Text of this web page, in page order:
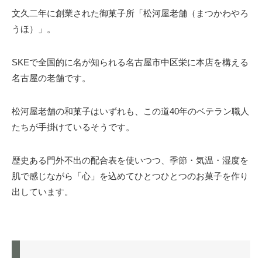
文久二年に創業された御菓子所「松河屋老舗（まつかわやろ
うほ）」。
SKEで全国的に名が知られる名古屋市中区栄に本店を構える
名古屋の老舗です。
松河屋老舗の和菓子はいずれも、この道40年のベテラン職人
たちが手掛けているそうです。
歴史ある門外不出の配合表を使いつつ、季節・気温・湿度を
肌で感じながら「心」を込めてひとつひとつのお菓子を作り
出しています。